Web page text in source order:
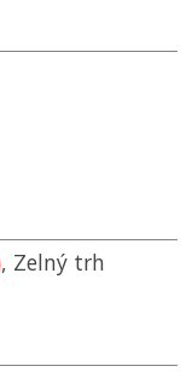
, Zelný trh